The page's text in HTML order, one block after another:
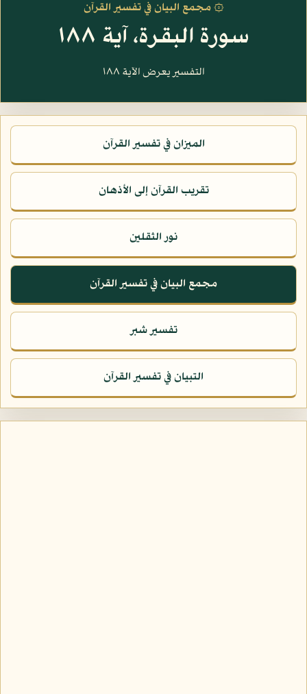
۞ مجمع البيان في تفسير القرآن
سورة البقرة، آية ١٨٨
التفسير يعرض الآية ١٨٨
الميزان في تفسير القرآن
تقريب القرآن إلى الأذهان
نور الثقلين
مجمع البيان في تفسير القرآن
تفسير شبر
التبيان في تفسير القرآن